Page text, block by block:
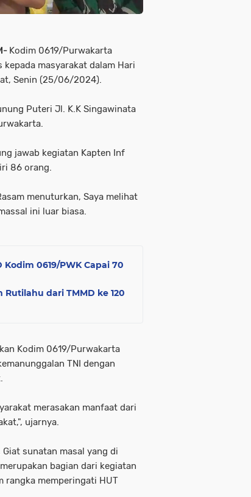
Kodim 0619/Purwakarta
masyarakat dalam Hari
Senin (25/06/2024).
Puteri Jl. K.K Singawinata
jawab kegiatan Kapten Inf
86 orang.
menuturkan, Saya melihat
ini luar biasa.
Kodim 0619/PWK Capai 70
dari TMMD ke 120
Kodim 0619/Purwakarta
TNI dengan
merasakan manfaat dari
ujarnya.
sunatan masal yang di
bagian dari kegiatan
rangka memperingati HUT